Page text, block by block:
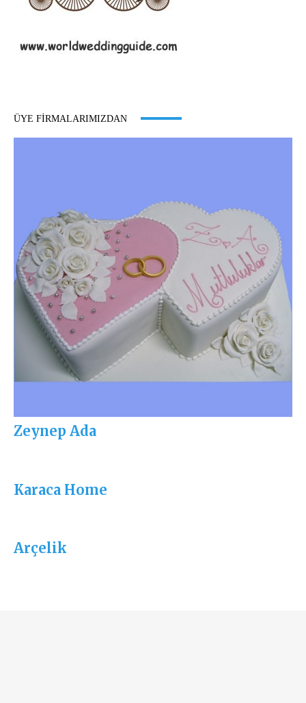
ÜYE FIRMALARIMIZDAN
Zeynep Ada
Karaca Home
Arçelik